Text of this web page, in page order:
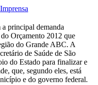
Imprensa
a principal demanda
Orçamento 2012 que
do Grande ABC. A
de Saúde de São
do Estado para finalizar e
que, segundo eles, está
e do governo federal.